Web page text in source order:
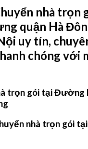
nhà trọn
quận Hà
uy tín,
chóng với
nhà trọn gói